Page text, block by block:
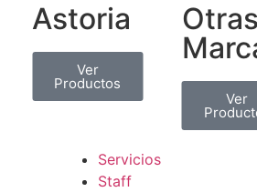
Astoria
Ver
Productos
Otras
Ver
Servicios
Staff